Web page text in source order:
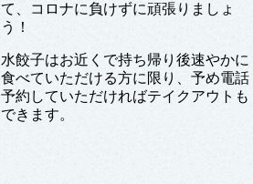
て、コロナに負けずに頑張りましょ
う！
水餃子はお近くで持ち帰り後速やかに
食べていただける方に限り、予め電話
予約していただければテイクアウトも
できます。